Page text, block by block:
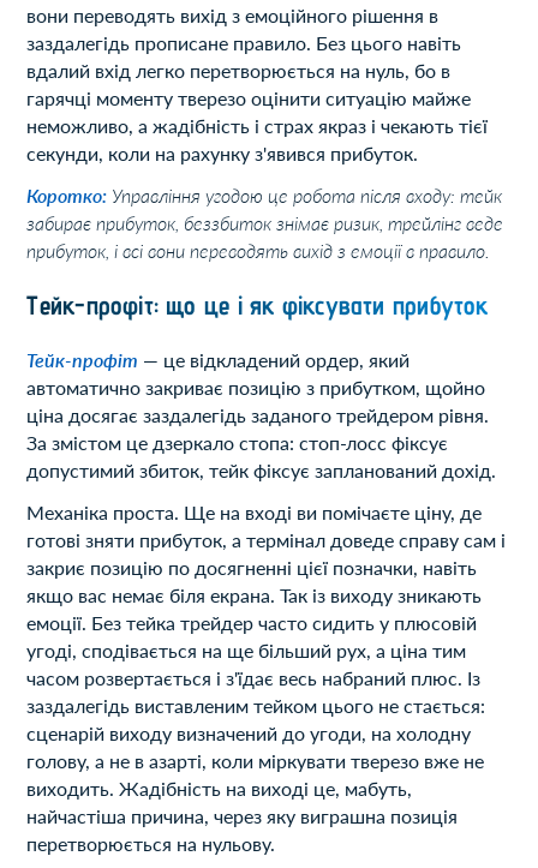
вони переводять вихід з емоційного рішення в
заздалегідь прописане правило. Без цього навіть
вдалий вхід легко перетворюється на нуль, бо в
гарячці моменту тверезо оцінити ситуацію майже
неможливо, а жадібність і страх якраз і чекають тієї
секунди, коли на рахунку з'явився прибуток.
Коротко: Управління угодою це робота після входу: тейк
забирає прибуток, беззбиток знімає ризик, трейлінг веде
прибуток, і всі вони переводять вихід з емоції в правило.
Тейк-профіт: що це і як фіксувати прибуток
Тейк-профіт — це відкладений ордер, який
автоматично закриває позицію з прибутком, щойно
ціна досягає заздалегідь заданого трейдером рівня.
За змістом це дзеркало стопа: стоп-лосс фіксує
допустимий збиток, тейк фіксує запланований дохід.
Механіка проста. Ще на вході ви помічаєте ціну, де
готові зняти прибуток, а термінал доведе справу сам і
закриє позицію по досягненні цієї позначки, навіть
якщо вас немає біля екрана. Так із виходу зникають
емоції. Без тейка трейдер часто сидить у плюсовій
угоді, сподівається на ще більший рух, а ціна тим
часом розвертається і з'їдає весь набраний плюс. Із
заздалегідь виставленим тейком цього не стається:
сценарій виходу визначений до угоди, на холодну
голову, а не в азарті, коли міркувати тверезо вже не
виходить. Жадібність на виході це, мабуть,
найчастіша причина, через яку виграшна позиція
перетворюється на нульову.